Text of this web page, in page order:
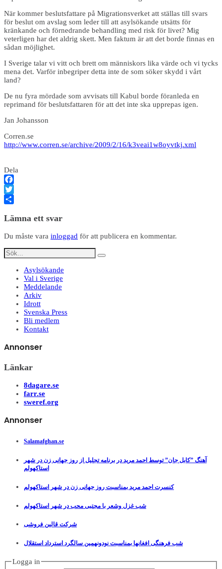
När kommer beslutsfattare på Migrationsverket att ställas till svars
för beslut om avslag som leder till att asylsökande utsätts för
kränkande och förnedrande behandling med risk för livet? Mig
veterligen har det aldrig skett. Men faktum är att det borde finnas en
sådan möjlighet.
I Sverige talar vi vitt och brett om människors lika värde och vi tycks
mena det. Varför inbegriper detta inte de som söker skydd i vårt
land?
De nu fyra mördade som avvisats till Kabul borde föranleda en
reprimand för beslutsfattaren för att det inte ska upprepas igen.
Jan Johansson
Corren.se
http://www.corren.se/archive/2009/2/16/k3veai1w8oyvtkj.xml
Dela
Facebook
Twitter
Lämna ett svar
Du måste vara inloggad för att publicera en kommentar.
Asylsökande
Val i Sverige
Meddelande
Arkiv
Idrott
Svenska Press
Bli medlem
Kontakt
Annonser
Länkar
8dagare.se
farr.se
sweref.org
Annonser
Salamafghan.se
آهنگ ”کابل جان” توسط احمد مرید در برنامه تجلیل از روز جهانی زن در شهر
استاکهولم
کنسرت احمد مرید بمناسبت روز جهانی زن در شهر استاکهولم
شب غزل وشعر با مجتبی محب در شهر استاکهولم
شرکت قالین فروشی
شب فرهنگی افغانها بمناسبت نودونهمین سالگرد استرداد استقلال
Logga in